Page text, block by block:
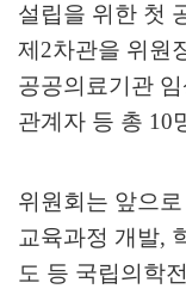
설립을 위한 첫
제 2차관을 위원
공공의료기관
관계자 등 총 10
위원회는 앞으
교육과정 개발,
도 등 국립의학